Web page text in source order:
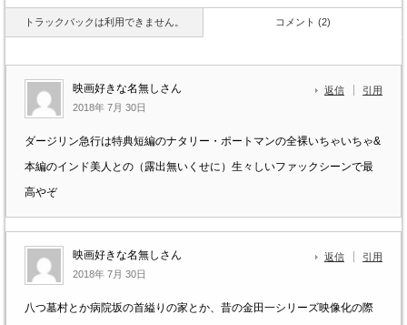
トラックバックは利用できません。 コメント (2)
映画好きな名無しさん
2018年 7月 30日
返信 引用
ダージリン急行は特典短編のナタリー・ポートマンの全裸いちゃいちゃ&
本編のインド美人との（露出無いくせに）生々しいファックシーンで最
高やぞ
映画好きな名無しさん
2018年 7月 30日
返信 引用
八つ墓村とか病院坂の首縊りの家とか、昔の金田一シリーズ映像化の際